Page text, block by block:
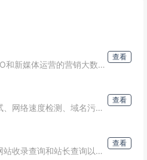
5118是一个专注于SEO和新媒体运营的营销大数据平台，它通过深入挖掘和分析互联网大数据，为用户在关键词研究、内容创作、SEO优化等方面提供强有力的数据支持。核心功能关键词挖掘：帮助用户发现
查看
免费提供网站速度测试、网络速度检测、域名污染检测、域名拦截查询、多地区在线ping测试、dns查询、路由跟踪查询、ipv6网站测试等站长工具；网络检测节点覆盖全国各省电信、联通、移动、教育网等
查看
爱站网站长工具提供网站收录查询和站长查询以及百度权重值查询等多个站长工具，免费查询各种工具，包括有关键词排名查询，百度收录查询等
查看